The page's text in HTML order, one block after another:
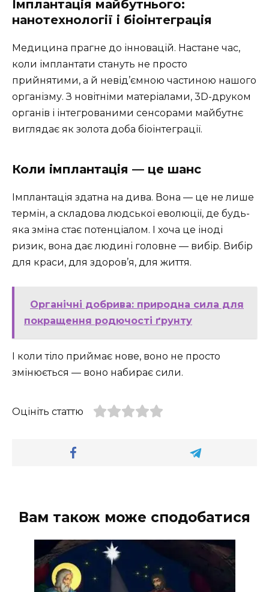
Імплантація майбутнього:
нанотехнології і біоінтеграція
Медицина прагне до інновацій. Настане час,
коли імплантати стануть не просто
прийнятими, а й невід’ємною частиною нашого
організму. З новітніми матеріалами, 3D-друком
органів і інтегрованими сенсорами майбутнє
виглядає як золота доба біоінтеграції.
Коли імплантація — це шанс
Імплантація здатна на дива. Вона — це не лише
термін, а складова людської еволюції, де будь-
яка зміна стає потенціалом. І хоча це іноді
ризик, вона дає людині головне — вибір. Вибір
для краси, для здоров’я, для життя.
Органічні добрива: природна сила для
покращення родючості ґрунту
І коли тіло приймає нове, воно не просто
змінюється — воно набирає сили.
Оцініть статтю
Вам також може сподобатися